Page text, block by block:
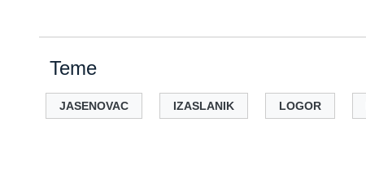
Teme
JASENOVAC IZASLANIK LOGOR